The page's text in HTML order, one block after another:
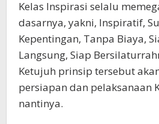
Kelas Inspirasi selalu
dasarnya, yakni, Inspiratif,
Kepentingan, Tanpa Biaya,
Langsung, Siap
Ketujuh prinsip tersebut
persiapan dan pelaksanaan
nantinya.